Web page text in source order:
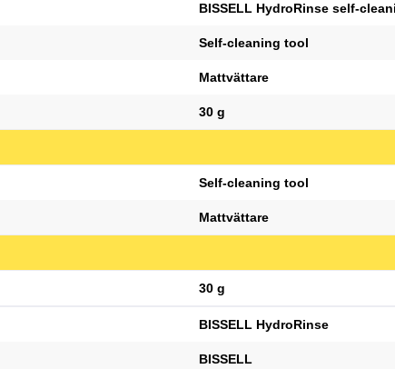
BISSELL HydroRinse self-
Self-cleaning tool
Mattvättare
30 g
Self-cleaning tool
Mattvättare
30 g
BISSELL HydroRinse
BISSELL